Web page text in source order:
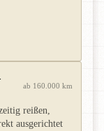
ab 160.000 km
reißen,
ausgerichtet